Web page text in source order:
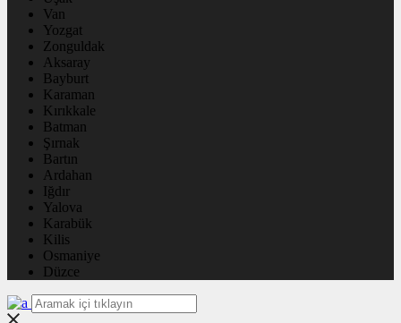
Van
Yozgat
Zonguldak
Aksaray
Bayburt
Karaman
Kırıkkale
Batman
Şırnak
Bartın
Ardahan
Iğdır
Yalova
Karabük
Kilis
Osmaniye
Düzce